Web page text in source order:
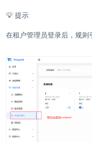
💡 提示
在租户管理员登录后，规则